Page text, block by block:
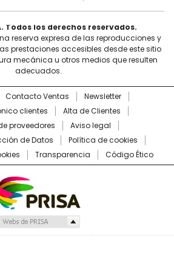
Todos los derechos reservados.
reserva expresa de las reproducciones y
prestaciones accesibles desde este sitio
mecánica u otros medios que resulten
adecuados.
Contacto Ventas
Newsletter
clientes
Alta de Clientes
proveedores
Aviso legal
de Datos
Política de cookies
Transparencia Código Ético